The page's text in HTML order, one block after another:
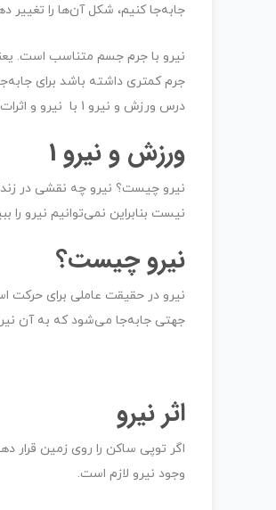
جابه‌جا کنیم، شکل آن‌ها را تغییر
نیرو با جرم جسم متناسب است.
جرم کمتری داشته باشد برای
درس ورزش و نیرو 1 با نیرو و اثرات آن بیشتر آشنا می‌شوند.
ورزش و نیرو 1
نیرو چیست؟ نیرو چه نقشی در
نیست بنابراین نمی‌توانیم نیرو را
نیرو چیست؟
نیرو در حقیقت عاملی برای حرکت
جهتی جابه‌جا می‌شود که به آن
اثر نیرو
اگر توپی ساکن را روی زمین قرار
وجود نیرو لازم است.